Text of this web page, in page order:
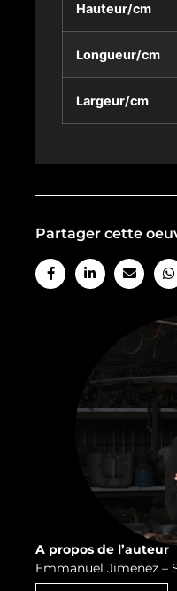
Hauteur/cm
Longueur/cm
Largeur/cm
Partager cette
A propos de l’auteur
Emmanuel Jimenez –